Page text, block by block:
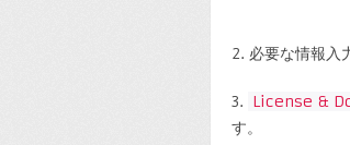
2. 必要な情報入
3. License &
す。